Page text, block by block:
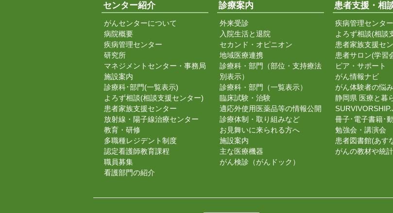
センター紹介
がんセンターについて
病院概要
疾病管理センター
研究所
マネジメントセンター・事務局
施設案内
診療科･部門(一覧表示)
よろず相談(相談支援センター)
患者家族支援センター
放射線・陽子線治療センター
教育・研修
多職種レジデント制度
認定看護師教育課程
職員募集
看護部門の紹介
診療案内
外来受診
入院生活と退院
セカンド・オピニオン
地域医療連携
診療科・部門（部位・支持療法
別表示）
診療科・部門（一覧表示）
臨床試験・治験
適応外使用医薬品等の情報公開
診療体制・取り組みなど
お見舞いに来られる方へ
施設案内
主な医療機器
がん検診（がんドック）
患者支援・相
疾病管理センター
よろず相談(相談
患者家族支援セ
患者サロン(学習
ピア・サポート
がん情報ナビ
がん体験者の悩
静岡県 医療と暮
冊子･電子書籍･
勉強会・講演会
患者図書館(あす
がんの教材や統計